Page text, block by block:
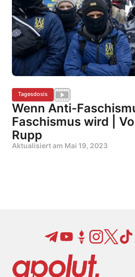
Tagesdosis
Wenn Anti-
Faschismus wird |
Rupp
Aktualisiert am Mai 19, 2023